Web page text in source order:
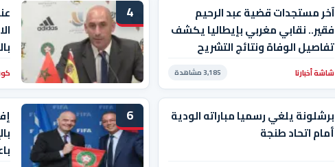
آخر مستجدات قضية عبد الرحيم
فقير.. نقابي مغربي بإيطاليا يكشف
تفاصيل الوفاة ونتائج التشريح
شاشة أخبارنا 3,185 مشاهدة
4
برشلونة يلغي رسميا مباراته الودية
أمام اتحاد طنجة
6